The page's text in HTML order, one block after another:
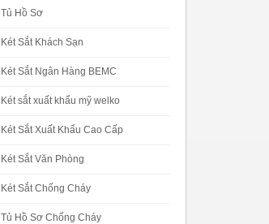
Tủ Hồ Sơ
Két Sắt Khách Sạn
Két Sắt Ngân Hàng BEMC
Két sắt xuất khẩu mỹ welko
Két Sắt Xuất Khẩu Cao Cấp
Két Sắt Văn Phòng
Két Sắt Chống Cháy
Tủ Hồ Sơ Chống Cháy